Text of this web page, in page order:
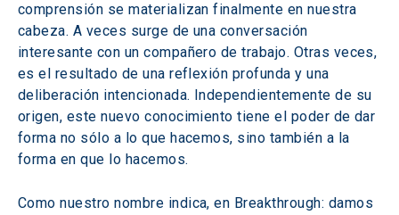
comprensión se materializan finalmente en nuestra
cabeza. A veces surge de una conversación
interesante con un compañero de trabajo. Otras veces,
es el resultado de una reflexión profunda y una
deliberación intencionada. Independientemente de su
origen, este nuevo conocimiento tiene el poder de dar
forma no sólo a lo que hacemos, sino también a la
forma en que lo hacemos.
Como nuestro nombre indica, en Breakthrough: damos